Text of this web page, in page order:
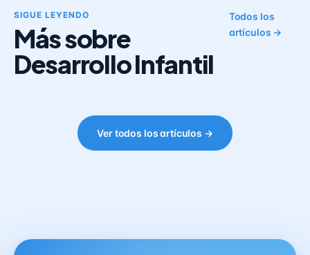
SIGUE LEYENDO
Más sobre
Desarrollo Infantil
Todos los
artículos →
Ver todos los artículos →